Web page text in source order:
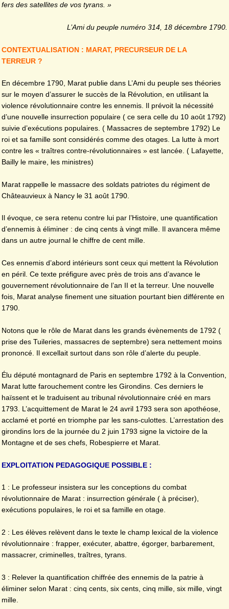
fers des satellites de vos tyrans. »
L’Ami du peuple numéro 314, 18 décembre 1790.
CONTEXTUALISATION : MARAT, PRECURSEUR DE LA
TERREUR ?
En décembre 1790, Marat publie dans L’Ami du peuple ses théories
sur le moyen d’assurer le succès de la Révolution, en utilisant la
violence révolutionnaire contre les ennemis. Il prévoit la nécessité
d’une nouvelle insurrection populaire ( ce sera celle du 10 août 1792)
suivie d’exécutions populaires. ( Massacres de septembre 1792) Le
roi et sa famille sont considérés comme des otages. La lutte à mort
contre les « traîtres contre-révolutionnaires » est lancée. ( Lafayette,
Bailly le maire, les ministres)
Marat rappelle le massacre des soldats patriotes du régiment de
Châteauvieux à Nancy le 31 août 1790.
Il évoque, ce sera retenu contre lui par l’Histoire, une quantification
d’ennemis à éliminer : de cinq cents à vingt mille. Il avancera même
dans un autre journal le chiffre de cent mille.
Ces ennemis d’abord intérieurs sont ceux qui mettent la Révolution
en péril. Ce texte préfigure avec près de trois ans d’avance le
gouvernement révolutionnaire de l’an II et la terreur. Une nouvelle
fois, Marat analyse finement une situation pourtant bien différente en
1790.
Notons que le rôle de Marat dans les grands évènements de 1792 (
prise des Tuileries, massacres de septembre) sera nettement moins
prononcé. Il excellait surtout dans son rôle d’alerte du peuple.
Élu député montagnard de Paris en septembre 1792 à la Convention,
Marat lutte farouchement contre les Girondins. Ces derniers le
haïssent et le traduisent au tribunal révolutionnaire créé en mars
1793. L’acquittement de Marat le 24 avril 1793 sera son apothéose,
acclamé et porté en triomphe par les sans-culottes. L’arrestation des
girondins lors de la journée du 2 juin 1793 signe la victoire de la
Montagne et de ses chefs, Robespierre et Marat.
EXPLOITATION PEDAGOGIQUE POSSIBLE :
1 : Le professeur insistera sur les conceptions du combat
révolutionnaire de Marat : insurrection générale ( à préciser),
exécutions populaires, le roi et sa famille en otage.
2 : Les élèves relèvent dans le texte le champ lexical de la violence
révolutionnaire : frapper, exécuter, abattre, égorger, barbarement,
massacrer, criminelles, traîtres, tyrans.
3 : Relever la quantification chiffrée des ennemis de la patrie à
éliminer selon Marat : cinq cents, six cents, cinq mille, six mille, vingt
mille.